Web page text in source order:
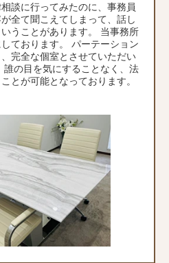
談に行ってみたのに、事務員
全て聞こえてしまって、話し
うことがあります。 当事務所
ております。 パーテーション
完全な個室とさせていただい
の目を気にすることなく、法
とが可能となっております。